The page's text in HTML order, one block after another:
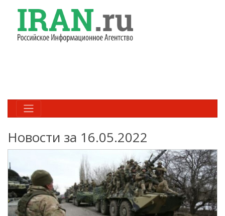
Новости за 16.05.2022